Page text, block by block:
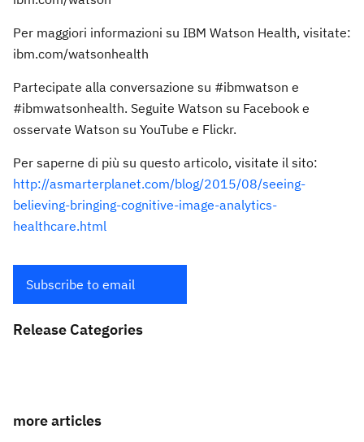
Per maggiori informazioni su IBM Watson Health, visitate:
ibm.com/watsonhealth
Partecipate alla conversazione su #ibmwatson e
#ibmwatsonhealth. Seguite Watson su Facebook e
osservate Watson su YouTube e Flickr.
Per saperne di più su questo articolo, visitate il sito:
http://asmarterplanet.com/blog/2015/08/seeing-
believing-bringing-cognitive-image-analytics-
healthcare.html
Subscribe to email
Release Categories
more articles